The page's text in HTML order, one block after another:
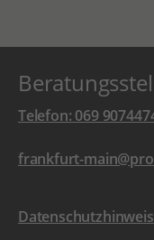
Telefon: 069
frankfurt-
Datenschutzhinweis